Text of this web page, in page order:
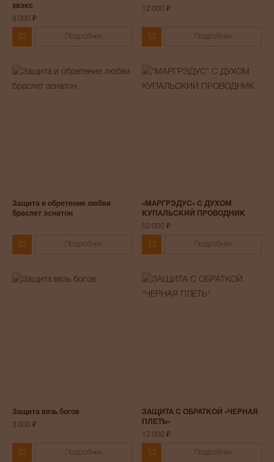
хвэкс
9 000 ₽
Подробнее
12 000 ₽
Подробнее
Защита и обретение любви
браслет эснатон
Подробнее
«МАРГРЭДУС» С ДУХОМ
КУПАЛЬСКИЙ ПРОВОДНИК
52 000 ₽
Подробнее
Защита вязь богов
3 000 ₽
Подробнее
ЗАЩИТА С ОБРАТКОЙ «ЧЕРНАЯ
ПЛЕТЬ»
12 000 ₽
Подробнее